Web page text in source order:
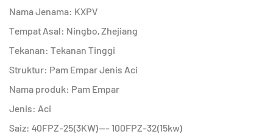
Nama Jenama: KXPV
Tempat Asal: Ningbo, Zhejiang
Tekanan: Tekanan Tinggi
Struktur: Pam Empar Jenis Aci
Nama produk: Pam Empar
Jenis: Aci
Saiz: 40FPZ-25(3KW)--- 100FPZ-32(15kw)